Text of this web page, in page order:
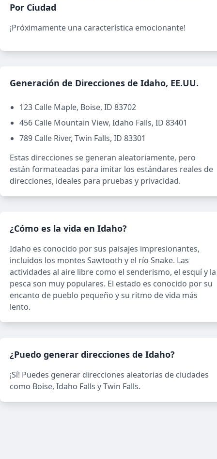
Por Ciudad
¡Próximamente una característica emocionante!
Generación de Direcciones de Idaho, EE.UU.
123 Calle Maple, Boise, ID 83702
456 Calle Mountain View, Idaho Falls, ID 83401
789 Calle River, Twin Falls, ID 83301
Estas direcciones se generan aleatoriamente, pero
están formateadas para imitar los estándares reales de
direcciones, ideales para pruebas y privacidad.
¿Cómo es la vida en Idaho?
Idaho es conocido por sus paisajes impresionantes,
incluidos los montes Sawtooth y el río Snake. Las
actividades al aire libre como el senderismo, el esquí y la
pesca son muy populares. El estado es conocido por su
encanto de pueblo pequeño y su ritmo de vida más
lento.
¿Puedo generar direcciones de Idaho?
¡Sí! Puedes generar direcciones aleatorias de ciudades
como Boise, Idaho Falls y Twin Falls.